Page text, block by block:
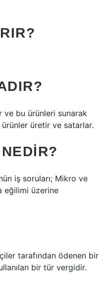
ve bu ürünleri sunarak
üretir ve satarlar.
iş soruları; Mikro ve
eğilimi üzerine
tarafından ödenen bir
bir tür vergidir.